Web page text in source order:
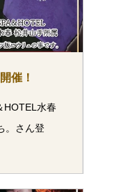
催！
HOTEL水春
。さん登